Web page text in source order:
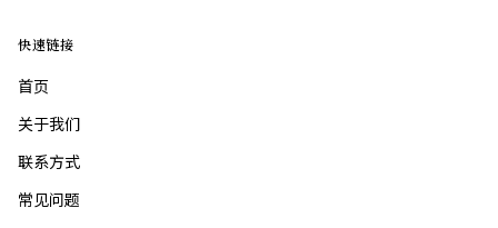
快速链接
首页
关于我们
联系方式
常见问题